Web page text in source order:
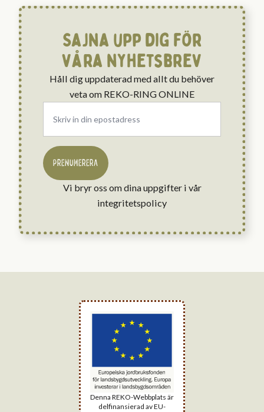
Sajna upp dig för
våra nyhetsbrev
Håll dig uppdaterad med allt du behöver
veta om REKO-RING ONLINE
Email
PRENUMERERA
Vi bryr oss om dina uppgifter i vår
integritetspolicy
Denna REKO-Webbplats är
delfinansierad av EU-